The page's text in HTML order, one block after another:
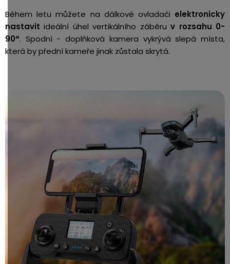
Během letu můžete na dálkové ovladači elektronicky
nastavit ideální úhel vertikálního záběruv rozsahu 0-
90°. Spodní - doplňková kamera vykrývá slepá místa,
která by přední kameře jinak zůstala skrytá.